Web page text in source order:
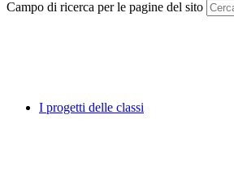
Campo di ricerca per le pagine del sito
I progetti delle classi